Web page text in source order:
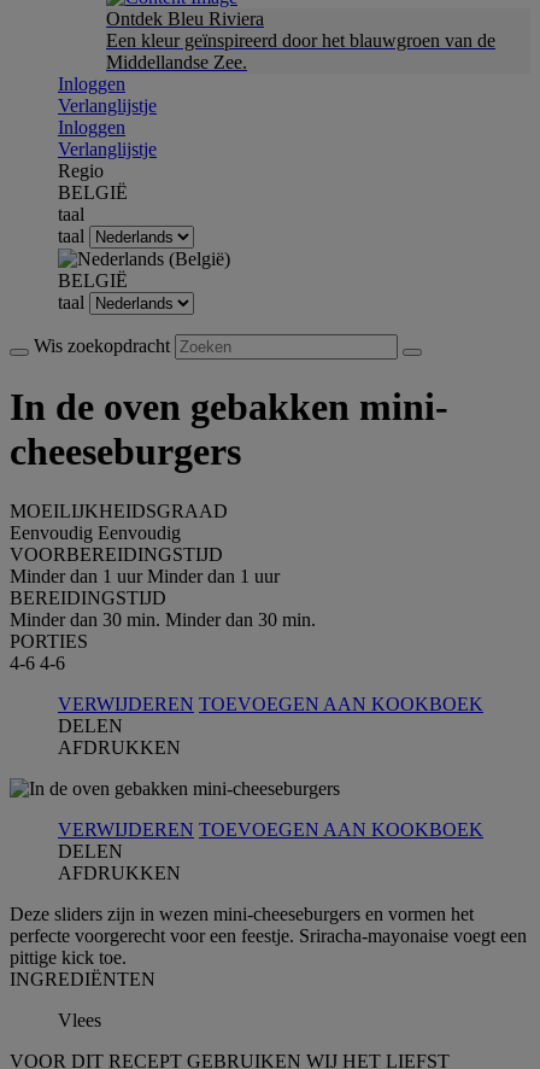
Ontdek Bleu Riviera
Een kleur geïnspireerd door het blauwgroen van de
Middellandse Zee.
Inloggen
Verlanglijstje
Inloggen
Verlanglijstje
Regio
BELGIË
taal
taal
BELGIË
taal
Wis zoekopdracht
In de oven gebakken mini-
cheeseburgers
MOEILIJKHEIDSGRAAD
Eenvoudig Eenvoudig
VOORBEREIDINGSTIJD
Minder dan 1 uur Minder dan 1 uur
BEREIDINGSTIJD
Minder dan 30 min. Minder dan 30 min.
PORTIES
4-6 4-6
VERWIJDEREN TOEVOEGEN AAN KOOKBOEK
DELEN
AFDRUKKEN
VERWIJDEREN TOEVOEGEN AAN KOOKBOEK
DELEN
AFDRUKKEN
Deze sliders zijn in wezen mini-cheeseburgers en vormen het
perfecte voorgerecht voor een feestje. Sriracha-mayonaise voegt een
pittige kick toe.
INGREDIЁNTEN
Vlees
VOOR DIT RECEPT GEBRUIKEN WIJ HET LIEFST